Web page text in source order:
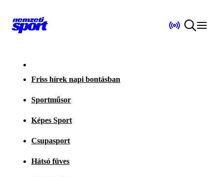
Friss hírek napi bontásban
Sportműsor
Képes Sport
Csupasport
Hátsó füves